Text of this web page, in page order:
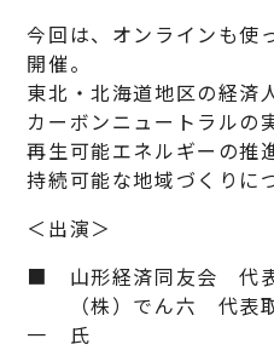
今回は、オンラインも使
開催。
東北・北海道地区の経済
カーボンニュートラルの
再生可能エネルギーの推
持続可能な地域づくりに
＜出演＞
■ 山形経済同友会 代
（株）でん六 代表
一 氏